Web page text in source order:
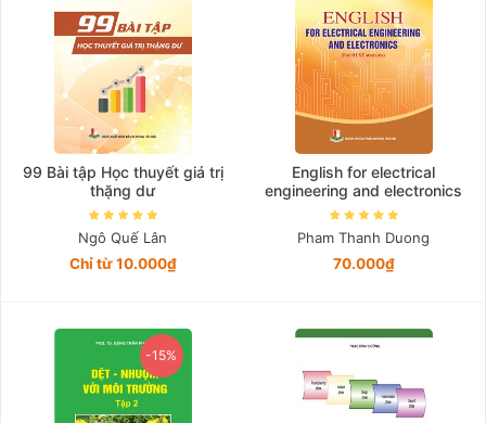
99 Bài tập Học thuyết giá trị
thặng dư
Ngô Quế Lân
Chỉ từ 10.000₫
English for electrical
engineering and electronics
Pham Thanh Duong
70.000₫
-15%